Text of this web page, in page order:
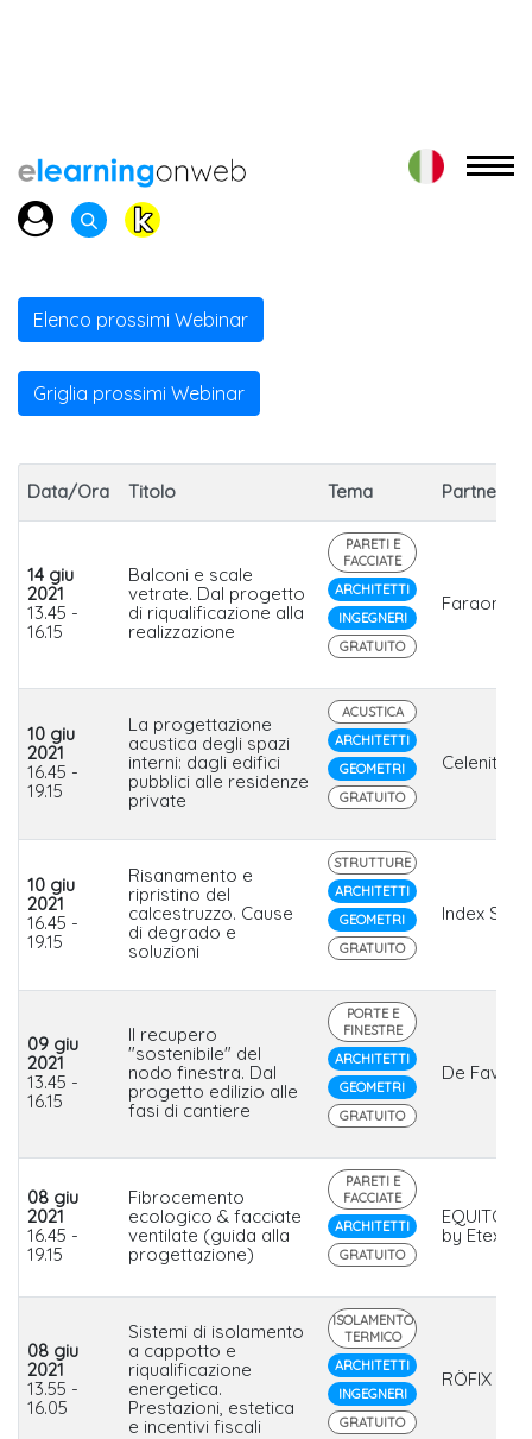
Elenco prossimi Webinar
Griglia prossimi Webinar
Data/Ora Titolo Tema Partner
14 giu
2021
13.45 -
16.15
Balconi e scale
vetrate. Dal progetto
di riqualificazione alla
realizzazione
PARETI E
FACCIATE
ARCHITETTI
INGEGNERI
GRATUITO
Faraone
10 giu
2021
16.45 -
19.15
La progettazione
acustica degli spazi
interni: dagli edifici
pubblici alle residenze
private
ACUSTICA
ARCHITETTI
GEOMETRI
GRATUITO
Celenit
10 giu
2021
16.45 -
19.15
Risanamento e
ripristino del
calcestruzzo. Cause
di degrado e
soluzioni
STRUTTURE
ARCHITETTI
GEOMETRI
GRATUITO
Index Spa
09 giu
2021
13.45 -
16.15
Il recupero
"sostenibile" del
nodo finestra. Dal
progetto edilizio alle
fasi di cantiere
PORTE E
FINESTRE
ARCHITETTI
GEOMETRI
GRATUITO
De Faveri
08 giu
2021
16.45 -
19.15
Fibrocemento
ecologico & facciate
ventilate (guida alla
progettazione)
PARETI E
FACCIATE
ARCHITETTI
GRATUITO
EQUITONE
by Etex
08 giu
2021
13.55 -
16.05
Sistemi di isolamento
a cappotto e
riqualificazione
energetica.
Prestazioni, estetica
e incentivi fiscali
ISOLAMENTO
TERMICO
ARCHITETTI
INGEGNERI
GRATUITO
RÖFIX